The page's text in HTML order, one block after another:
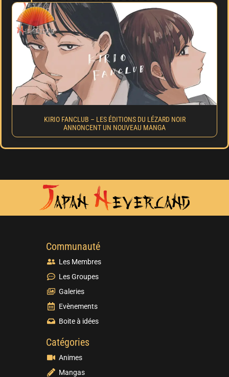
KIRIO FANCLUB – LES ÉDITIONS DU LÉZARD NOIR
ANNONCENT UN NOUVEAU MANGA
Communauté
Les Membres
Les Groupes
Galeries
Evènements
Boite à idées
Catégories
Animes
Mangas